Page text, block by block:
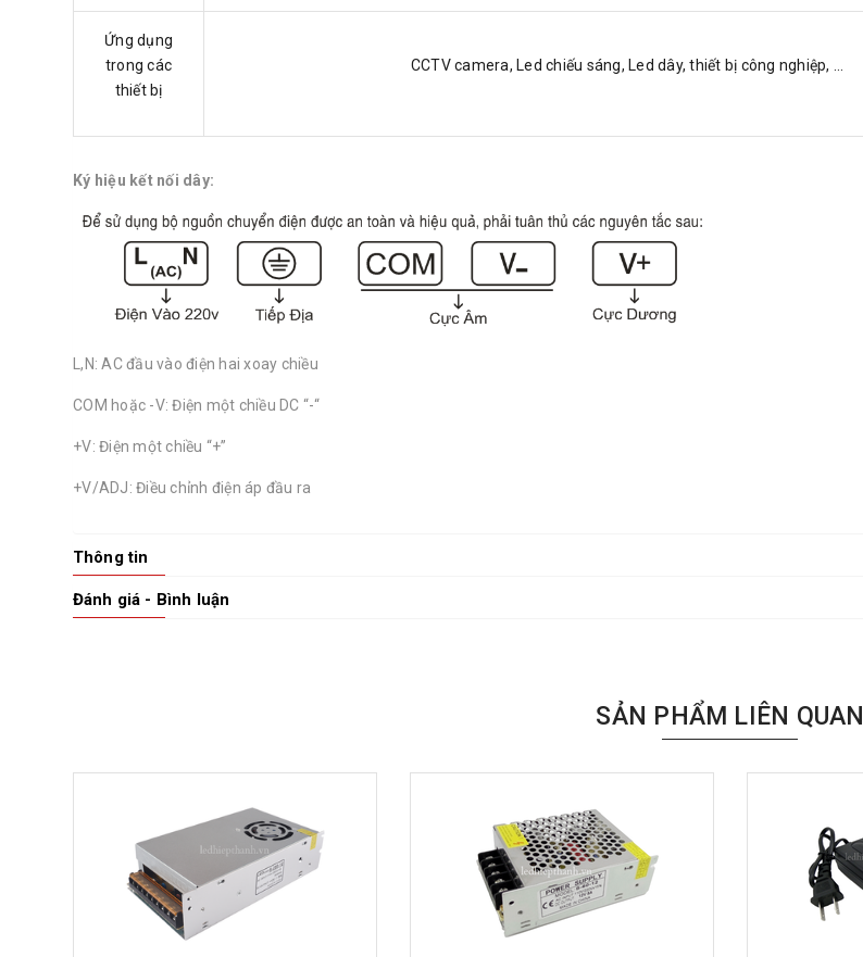
Ứng dụng
trong các
thiết bị
CCTV camera, Led chiếu sáng, Led dây, thiết bị công nghiệp, …
Ký hiệu kết nối dây:
L,N: AC đầu vào điện hai xoay chiều
COM hoặc -V: Điện một chiều DC “-“
+V: Điện một chiều “+”
+V/ADJ: Điều chỉnh điện áp đầu ra
Thông tin
Đánh giá - Bình luận
SẢN PHẨM LIÊN QUAN